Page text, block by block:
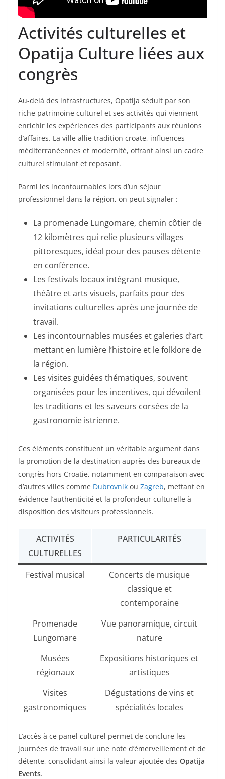
Activités culturelles et
Opatija Culture liées aux
congrès
Au-delà des infrastructures, Opatija séduit par son
riche patrimoine culturel et ses activités qui viennent
enrichir les expériences des participants aux réunions
d’affaires. La ville allie tradition croate, influences
méditerranéennes et modernité, offrant ainsi un cadre
culturel stimulant et reposant.
Parmi les incontournables lors d’un séjour
professionnel dans la région, on peut signaler :
La promenade Lungomare, chemin côtier de
12 kilomètres qui relie plusieurs villages
pittoresques, idéal pour des pauses détente
en conférence.
Les festivals locaux intégrant musique,
théâtre et arts visuels, parfaits pour des
invitations culturelles après une journée de
travail.
Les incontournables musées et galeries d’art
mettant en lumière l’histoire et le folklore de
la région.
Les visites guidées thématiques, souvent
organisées pour les incentives, qui dévoilent
les traditions et les saveurs corsées de la
gastronomie istrienne.
Ces éléments constituent un véritable argument dans
la promotion de la destination auprès des bureaux de
congrès hors Croatie, notamment en comparaison avec
d’autres villes comme Dubrovnik ou Zagreb, mettant en
évidence l’authenticité et la profondeur culturelle à
disposition des visiteurs professionnels.
ACTIVITÉS
CULTURELLES
PARTICULARITÉS
Festival musical
Concerts de musique
classique et
contemporaine
Promenade
Lungomare
Vue panoramique, circuit
nature
Musées
régionaux
Expositions historiques et
artistiques
Visites
gastronomiques
Dégustations de vins et
spécialités locales
L’accès à ce panel culturel permet de conclure les
journées de travail sur une note d’émerveillement et de
détente, consolidant ainsi la valeur ajoutée des Opatija
Events.